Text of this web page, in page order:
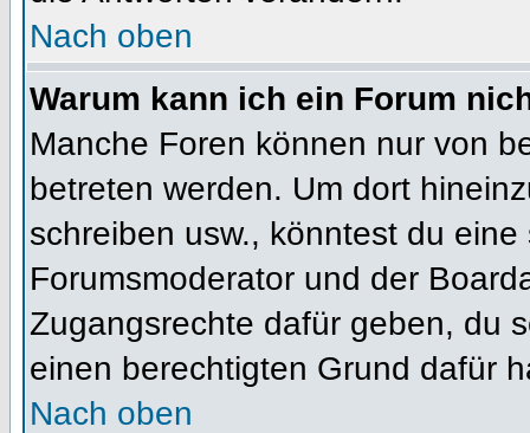
Nach oben
Warum kann ich ein Forum
Manche Foren können nur von
betreten werden. Um dort
schreiben usw., könntest du
Forumsmoderator und der
Zugangsrechte dafür geben, du
einen berechtigten Grund dafür
Nach oben